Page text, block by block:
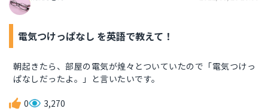
電気つけっぱなし を英語で教えて！
朝起きたら、部屋の電気が煌々とついていたので「電気つけっ
ぱなしだったよ。」と言いたいです。
0 3,270